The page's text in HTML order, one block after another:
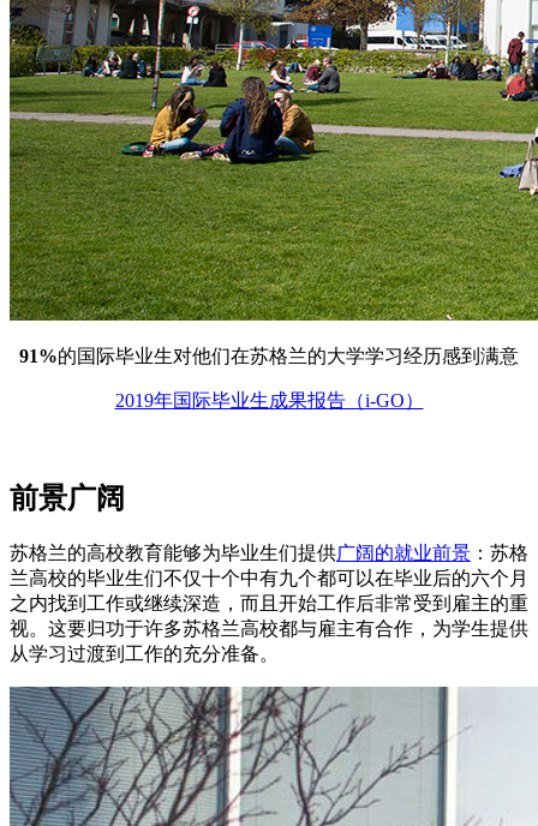
91%的国际毕业生对他们在苏格兰的大学学习经历感到满意
2019年国际毕业生成果报告（i-GO）
前景广阔
苏格兰的高校教育能够为毕业生们提供广阔的就业前景 ：苏格
兰高校的毕业生们不仅十个中有九个都可以在毕业后的六个月
之内找到工作或继续深造，而且开始工作后非常受到雇主的重
视。这要归功于许多苏格兰高校都与雇主有合作，为学生提供
从学习过渡到工作的充分准备。